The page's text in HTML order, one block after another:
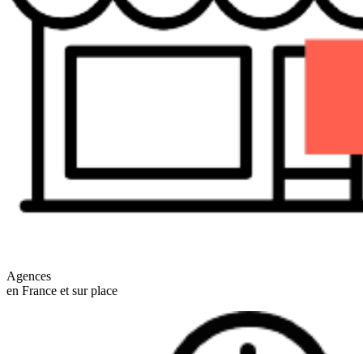
Agences
en France et sur place